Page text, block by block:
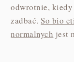
odwrotnie, kiedy
zadbać.So bio
normalnych jest